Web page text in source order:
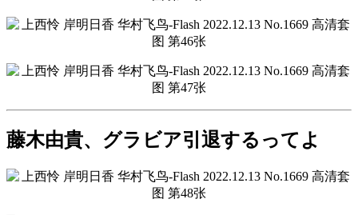
藤木由貴、グラビア引退するってよ